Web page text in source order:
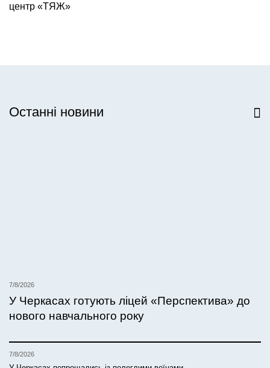
центр «ТЯЖ»
Останні новини
7/8/2026
У Черкасах готують ліцей «Перспектива» до
нового навчального року
7/8/2026